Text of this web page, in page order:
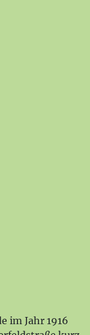
im Jahr 1916